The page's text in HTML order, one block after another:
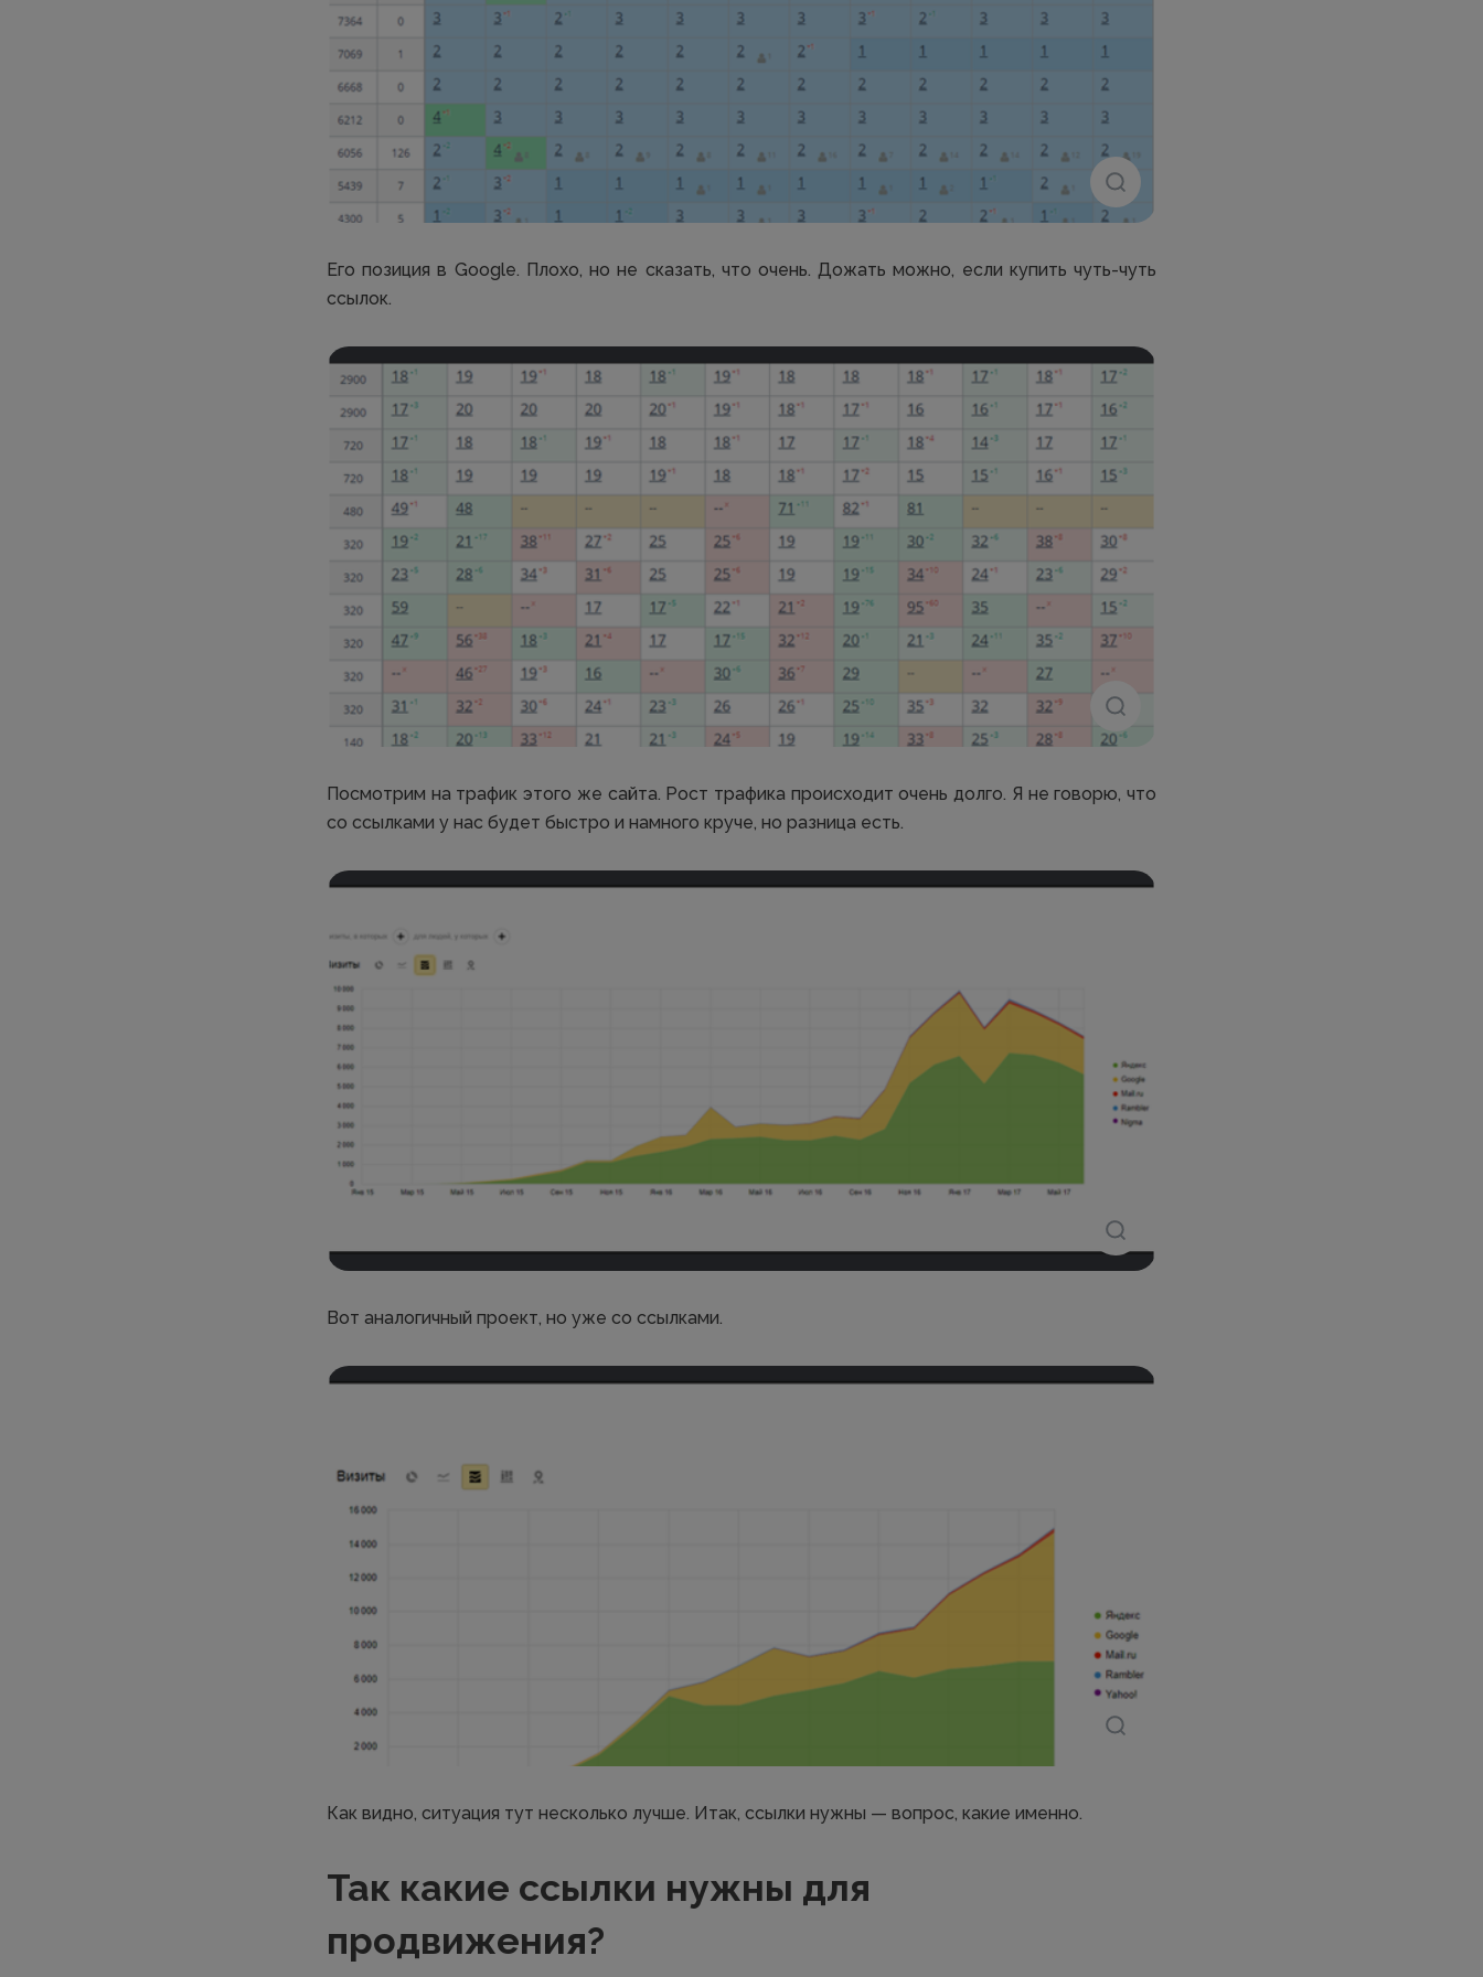
Его позиция в Google. Плохо, но не сказать, что очень. Дожать можно, если купить чуть-чуть
ссылок.
Посмотрим на трафик этого же сайта. Рост трафика происходит очень долго. Я не говорю, что
со ссылками у нас будет быстро и намного круче, но разница есть.
Вот аналогичный проект, но уже со ссылками.
Как видно, ситуация тут несколько лучше. Итак, ссылки нужны — вопрос, какие именно.
Так какие ссылки нужны для
продвижения?